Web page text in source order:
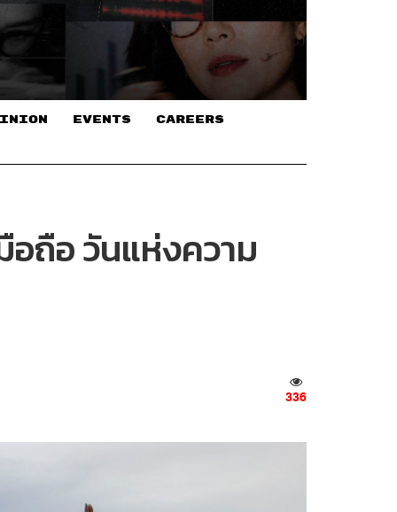
EVENTS CAREERS
ถือ วันแห่งความ
336